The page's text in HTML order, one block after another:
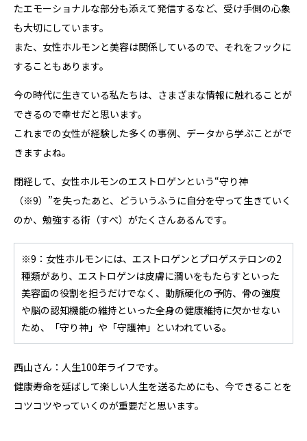
たエモーショナルな部分も添えて発信するなど、受け手側の心象
も大切にしています。
また、女性ホルモンと美容は関係しているので、それをフックに
することもあります。
今の時代に生きている私たちは、さまざまな情報に触れることが
できるので幸せだと思います。
これまでの女性が経験した多くの事例、データから学ぶことがで
きますよね。
閉経して、女性ホルモンのエストロゲンという“守り神
（※9） ”を失ったあと、どういうふうに自分を守って生きていく
のか、勉強する術（すべ）がたくさんあるんです。
※9：女性ホルモンには、エストロゲンとプロゲステロンの2
種類があり、エストロゲンは皮膚に潤いをもたらすといった
美容面の役割を担うだけでなく、動脈硬化の予防、骨の強度
や脳の認知機能の維持といった全身の健康維持に欠かせない
ため、「守り神」や「守護神」といわれている。
西山さん：人生100年ライフです。
健康寿命を延ばして楽しい人生を送るためにも、今できることを
コツコツやっていくのが重要だと思います。